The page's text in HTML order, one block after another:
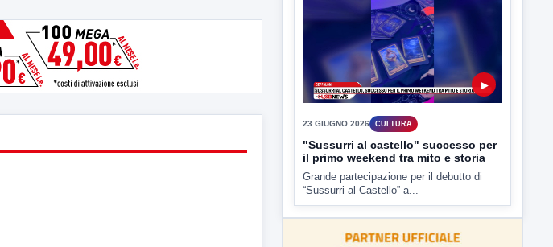
23 GIUGNO 2026 CULTURA
"Sussurri al castello" successo per
il primo weekend tra mito e storia
Grande partecipazione per il debutto di
“Sussurri al Castello” a...